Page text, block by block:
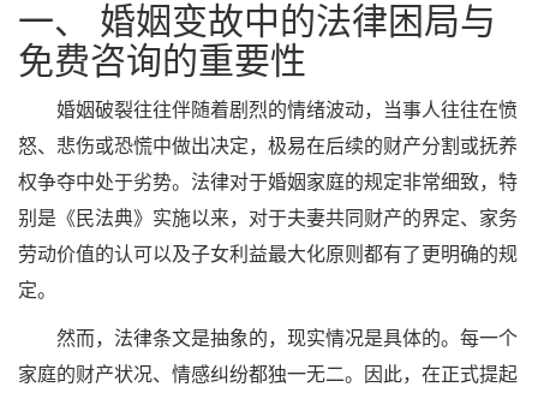
一、 婚姻变故中的法律困局与
免费咨询的重要性
婚姻破裂往往伴随着剧烈的情绪波动，当事人往往在愤
怒、悲伤或恐慌中做出决定，极易在后续的财产分割或抚养
权争夺中处于劣势。法律对于婚姻家庭的规定非常细致，特
别是《民法典》实施以来，对于夫妻共同财产的界定、家务
劳动价值的认可以及子女利益最大化原则都有了更明确的规
定。
然而，法律条文是抽象的，现实情况是具体的。每一个
家庭的财产状况、情感纠纷都独一无二。因此，在正式提起